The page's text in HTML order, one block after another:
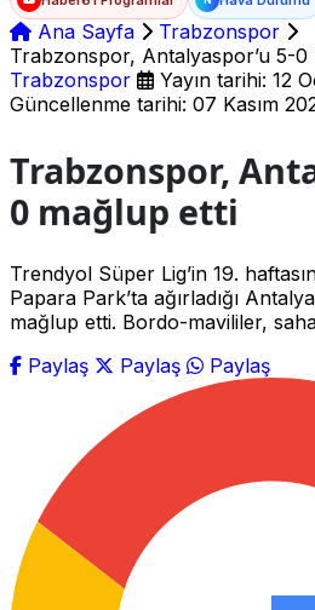
Ana Sayfa
Trabzonspor
Trabzonspor, Antalyaspor’u 5-0
Trabzonspor
Yayın tarihi: 12
Güncellenme tarihi: 07 Kasım
Trabzonspor,
0 mağlup etti
Trendyol Süper Lig’in 19.
Papara Park’ta ağırladığı
mağlup etti. Bordo-mavililer,
Paylaş
Paylaş Paylaş